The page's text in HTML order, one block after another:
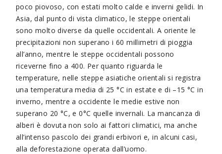
poco piovoso, con estati molto calde e inverni gelidi. In
Asia, dal punto di vista climatico, le steppe orientali
sono molto diverse da quelle occidentali. A oriente le
precipitazioni non superano i 60 millimetri di pioggia
all’anno, mentre le steppe occidentali possono
riceverne fino a 400. Per quanto riguarda le
temperature, nelle steppe asiatiche orientali si registra
una temperatura media di 25 °C in estate e di –15 °C in
inverno, mentre a occidente le medie estive non
superano 20 °C, e 0°C quelle invernali. La mancanza di
alberi è dovuta non solo ai fattori climatici, ma anche
all’intenso pascolo dei grandi erbivori e, in alcuni casi,
alla deforestazione operata dall’uomo.